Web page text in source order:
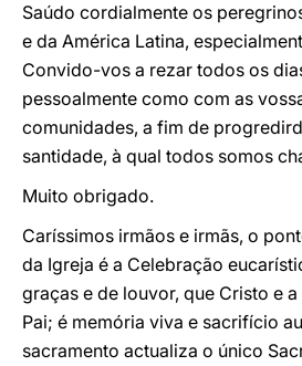
Saúdo cordialmente os
e da América Latina,
Convido-vos a rezar todos os
pessoalmente como com as
comunidades, a fim de
santidade, à qual todos somos
Muito obrigado.
Caríssimos irmãos e irmãs, o
da Igreja é a Celebração
graças e de louvor, que Cristo e
Pai; é memória viva e sacrifício
sacramento actualiza o único